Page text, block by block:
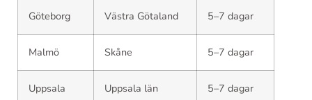
Göteborg Västra Götaland 5–7 dagar
Malmö Skåne 5–7 dagar
Uppsala Uppsala län 5–7 dagar